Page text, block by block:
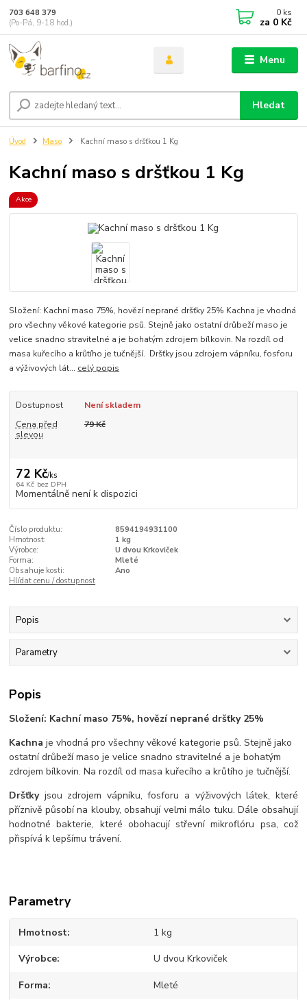
Menu
Hledat
703 648 379
(Po-Pá, 9-18 hod.)
0 ks
za 0 Kč
Úvod Maso Kachní maso s dršťkou 1 Kg
Kachní maso s dršťkou 1 Kg
Akce
Složení: Kachní maso 75%, hovězí neprané dršťky 25% Kachna je vhodná
pro všechny věkové kategorie psů. Stejně jako ostatní drůbeží maso je
velice snadno stravitelné a je bohatým zdrojem bílkovin. Na rozdíl od
masa kuřecího a krůtího je tučnější. Dršťky jsou zdrojem vápníku, fosforu
a výživových lát... celý popis
Dostupnost
Není skladem
Cena před
slevou
79 Kč
72 Kč/ks
64 Kč bez DPH
Momentálně není k dispozici
Číslo produktu:
8594194931100
Hmotnost:
1 kg
Výrobce:
U dvou Krkoviček
Forma:
Mleté
Obsahuje kosti:
Ano
Hlídat cenu / dostupnost
Popis
Parametry
Popis
Složení: Kachní maso 75%, hovězí neprané dršťky 25%
Kachnaje vhodná pro všechny věkové kategorie psů. Stejně jako
ostatní drůbeží maso je velice snadno stravitelné a je bohatým
zdrojem bílkovin. Na rozdíl od masa kuřecího a krůtího je tučnější.
Dršťkyjsou zdrojem vápníku, fosforu a výživových látek, které
příznivě působí na klouby, obsahují velmi málo tuku. Dále obsahují
hodnotné bakterie, které obohacují střevní mikroflóru psa, což
přispívá k lepšímu trávení.
Parametry
Hmotnost 1 kg
Výrobce U dvou Krkoviček
Forma Mleté